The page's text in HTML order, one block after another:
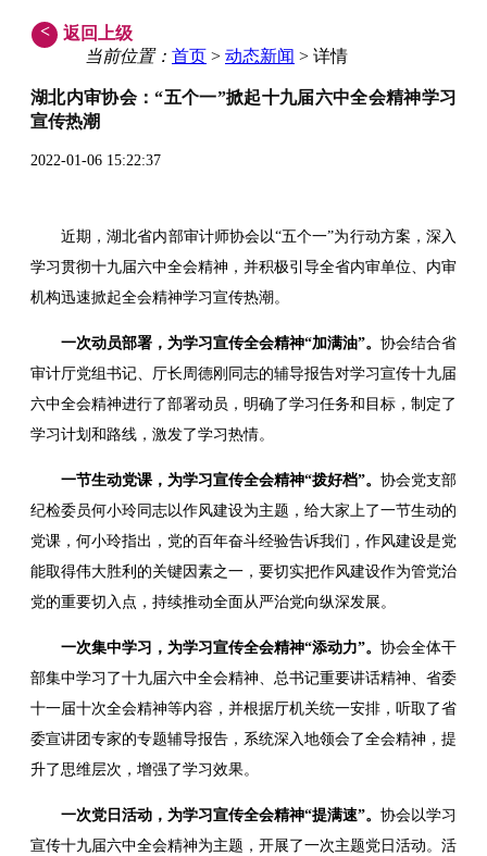
<
返回上级
当前位置： 首页 > 动态新闻 > 详情
湖北内审协会：“五个一”掀起十九届六中全会精神学习
宣传热潮
2022-01-06 15:22:37
近期，湖北省内部审计师协会以“五个一”为行动方案，深入
学习贯彻十九届六中全会精神，并积极引导全省内审单位、内审
机构迅速掀起全会精神学习宣传热潮。
一次动员部署，为学习宣传全会精神“加满油”。 协会结合省
审计厅党组书记、厅长周德刚同志的辅导报告对学习宣传十九届
六中全会精神进行了部署动员，明确了学习任务和目标，制定了
学习计划和路线，激发了学习热情。
一节生动党课，为学习宣传全会精神“拨好档”。 协会党支部
纪检委员何小玲同志以作风建设为主题，给大家上了一节生动的
党课，何小玲指出，党的百年奋斗经验告诉我们，作风建设是党
能取得伟大胜利的关键因素之一，要切实把作风建设作为管党治
党的重要切入点，持续推动全面从严治党向纵深发展。
一次集中学习，为学习宣传全会精神“添动力”。 协会全体干
部集中学习了十九届六中全会精神、总书记重要讲话精神、省委
十一届十次全会精神等内容，并根据厅机关统一安排，听取了省
委宣讲团专家的专题辅导报告，系统深入地领会了全会精神，提
升了思维层次，增强了学习效果。
一次党日活动，为学习宣传全会精神“提满速”。 协会以学习
宣传十九届六中全会精神为主题，开展了一次主题党日活动。活